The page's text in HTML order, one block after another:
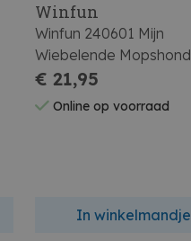
Winfun
Winfun 240601 Mijn
Wiebelende Mopshond
€ 21,95
Online op voorraad
In winkelmandje